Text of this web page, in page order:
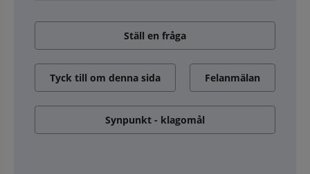
Ställ en fråga
Tyck till om denna sida Felanmälan
Synpunkt - klagomål